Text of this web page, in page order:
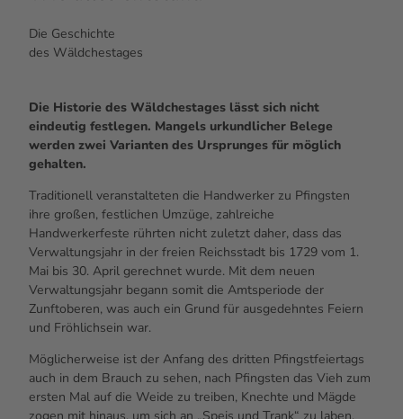
Die Geschichte
des Wäldchestages
Die Historie des Wäldchestages lässt sich nicht
eindeutig festlegen. Mangels urkundlicher Belege
werden zwei Varianten des Ursprunges für möglich
gehalten.
Traditionell veranstalteten die Handwerker zu Pfingsten
ihre großen, festlichen Umzüge, zahlreiche
Handwerkerfeste rührten nicht zuletzt daher, dass das
Verwaltungsjahr in der freien Reichsstadt bis 1729 vom 1.
Mai bis 30. April gerechnet wurde. Mit dem neuen
Verwaltungsjahr begann somit die Amtsperiode der
Zunftoberen, was auch ein Grund für ausgedehntes Feiern
und Fröhlichsein war.
Möglicherweise ist der Anfang des dritten Pfingstfeiertags
auch in dem Brauch zu sehen, nach Pfingsten das Vieh zum
ersten Mal auf die Weide zu treiben, Knechte und Mägde